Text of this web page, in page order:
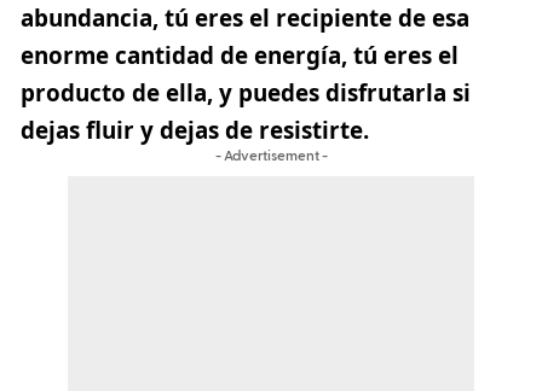
abundancia, tú eres el recipiente de esa
enorme cantidad de energía, tú eres el
producto de ella, y puedes disfrutarla si
dejas fluir y dejas de resistirte.
- Advertisement -